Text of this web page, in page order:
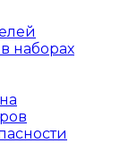
наборах